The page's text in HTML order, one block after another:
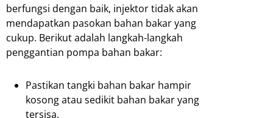
berfungsi dengan baik, injektor tidak akan
mendapatkan pasokan bahan bakar yang
cukup. Berikut adalah langkah-langkah
penggantian pompa bahan bakar:
Pastikan tangki bahan bakar hampir
kosong atau sedikit bahan bakar yang
tersisa.